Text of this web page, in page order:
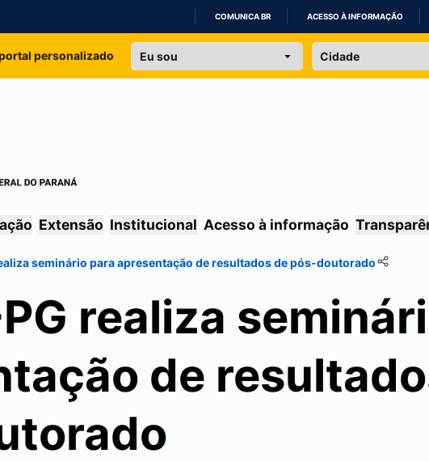
IR
COMUNICA BR ACESSO À INFORMAÇÃO
personalizado
Extensão Institucional Acesso à informação
seminário para apresentação de resultados de pós-doutorado
PG realiza
de